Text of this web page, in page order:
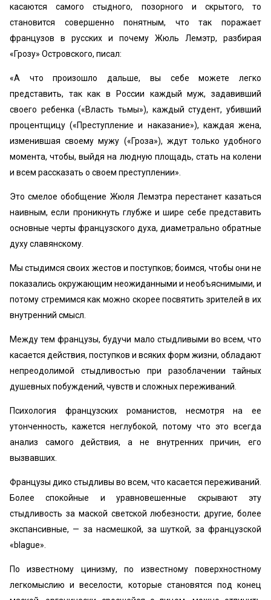
касаются самого стыдного, позорного и скрытого, то
становится совершенно понятным, что так поражает
французов в русских и почему Жюль Лемэтр, разбирая
«Грозу» Островского, писал:
«А что произошло дальше, вы себе можете легко
представить, так как в России каждый муж, задавивший
своего ребенка («Власть тьмы»), каждый студент, убивший
процентщицу («Преступление и наказание»), каждая жена,
изменившая своему мужу («Гроза»), ждут только удобного
момента, чтобы, выйдя на людную площадь, стать на колени
и всем рассказать о своем преступлении».
Это смелое обобщение Жюля Лемэтра перестанет казаться
наивным, если проникнуть глубже и шире себе представить
основные черты французского духа, диаметрально обратные
духу славянскому.
Мы стыдимся своих жестов и поступков; боимся, чтобы они не
показались окружающим неожиданными и необъяснимыми, и
потому стремимся как можно скорее посвятить зрителей в их
внутренний смысл.
Между тем французы, будучи мало стыдливыми во всем, что
касается действия, поступков и всяких форм жизни, обладают
непреодолимой стыдливостью при разоблачении тайных
душевных побуждений, чувств и сложных переживаний.
Психология французских романистов, несмотря на ее
утонченность, кажется неглубокой, потому что это всегда
анализ самого действия, а не внутренних причин, его
вызвавших.
Французы дико стыдливы во всем, что касается переживаний.
Более спокойные и уравновешенные скрывают эту
стыдливость за маской светской любезности; другие, более
экспансивные, — за насмешкой, за шуткой, за французской
«blague».
По известному цинизму, по известному поверхностному
легкомыслию и веселости, которые становятся под конец